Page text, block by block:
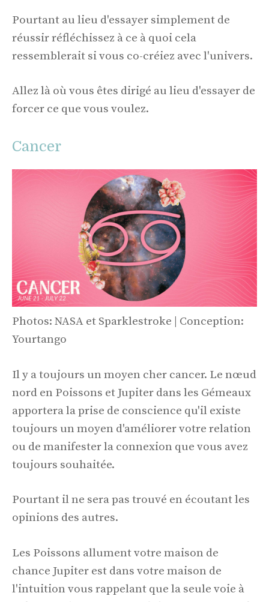
Pourtant au lieu d'essayer simplement de
réussir réfléchissez à ce à quoi cela
ressemblerait si vous co-créiez avec l'univers.
Allez là où vous êtes dirigé au lieu d'essayer de
forcer ce que vous voulez.
Cancer
Photos: NASA et Sparklestroke | Conception:
Yourtango
Il y a toujours un moyen cher cancer. Le nœud
nord en Poissons et Jupiter dans les Gémeaux
apportera la prise de conscience qu'il existe
toujours un moyen d'améliorer votre relation
ou de manifester la connexion que vous avez
toujours souhaitée.
Pourtant il ne sera pas trouvé en écoutant les
opinions des autres.
Les Poissons allument votre maison de
chance Jupiter est dans votre maison de
l'intuition vous rappelant que la seule voie à